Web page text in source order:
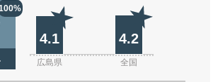
4.1 4.2
広島県 全国